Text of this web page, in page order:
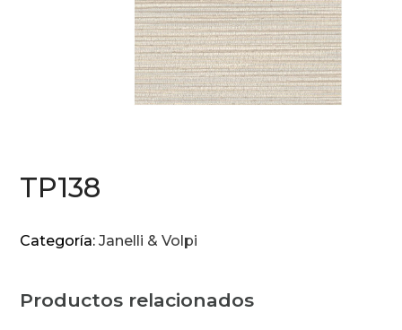
TP138
Categoría:Janelli & Volpi
Productos relacionados